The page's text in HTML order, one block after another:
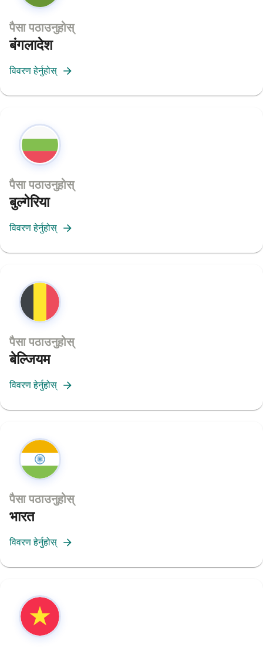
पैसा पठाउनुहोस्
बंगलादेश
विवरण हेर्नुहोस्
पैसा पठाउनुहोस्
बुल्गेरिया
विवरण हेर्नुहोस्
पैसा पठाउनुहोस्
बेल्जियम
विवरण हेर्नुहोस्
पैसा पठाउनुहोस्
भारत
विवरण हेर्नुहोस्